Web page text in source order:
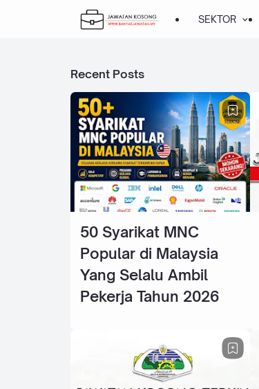
SEKTOR
Recent Posts
50 Syarikat MNC
Popular di Malaysia
Yang Selalu Ambil
Pekerja Tahun 2026